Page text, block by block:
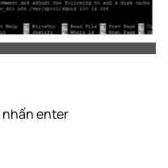
nhấn enter